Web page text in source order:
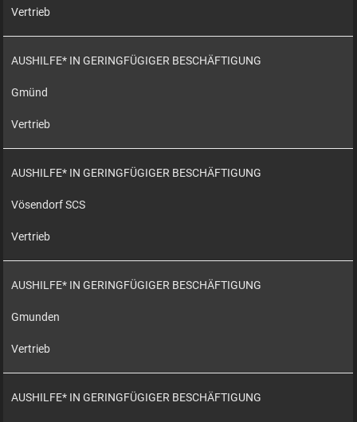
Vertrieb
AUSHILFE* IN GERINGFÜGIGER BESCHÄFTIGUNG
Gmünd
Vertrieb
AUSHILFE* IN GERINGFÜGIGER BESCHÄFTIGUNG
Vösendorf SCS
Vertrieb
AUSHILFE* IN GERINGFÜGIGER BESCHÄFTIGUNG
Gmunden
Vertrieb
AUSHILFE* IN GERINGFÜGIGER BESCHÄFTIGUNG